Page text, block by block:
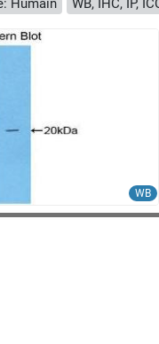
Humain WB, IHC, IP,
WB